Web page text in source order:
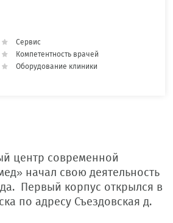
Сервис
Компетентность врачей
Оборудование клиники
центр современной
начал свою деятельность
Первый корпус открылся в
по адресу Съездовская д.